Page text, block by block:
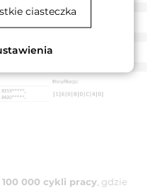
100 000 cykli pracy , gdzie
ciasteczka